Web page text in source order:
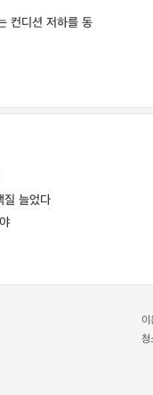
컨디션 저하를 동
질 늘었다
이
청